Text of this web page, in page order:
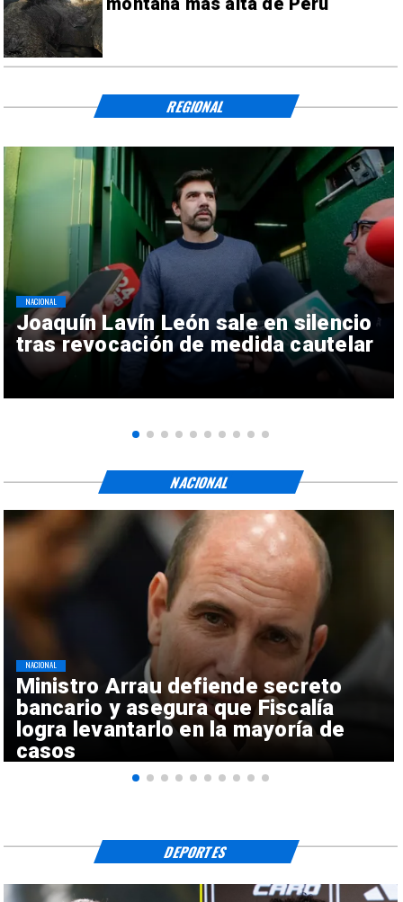
montaña más alta de Perú
Joaquín Lavín León sale en silencio
tras revocación de medida cautelar
NACIONAL
REGIONAL
Ministro Arrau defiende secreto
bancario y asegura que Fiscalía
logra levantarlo en la mayoría de
casos
NACIONAL
NACIONAL
DEPORTES